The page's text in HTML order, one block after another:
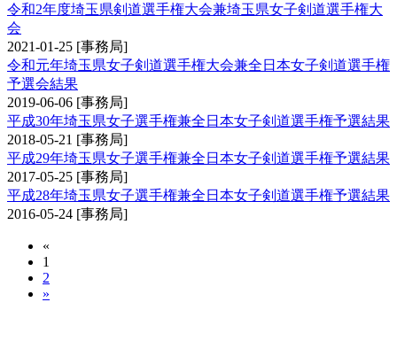
令和2年度埼玉県剣道選手権大会兼埼玉県女子剣道選手権大
会
2021-01-25 [事務局]
令和元年埼玉県女子剣道選手権大会兼全日本女子剣道選手権
予選会結果
2019-06-06 [事務局]
平成30年埼玉県女子選手権兼全日本女子剣道選手権予選結果
2018-05-21 [事務局]
平成29年埼玉県女子選手権兼全日本女子剣道選手権予選結果
2017-05-25 [事務局]
平成28年埼玉県女子選手権兼全日本女子剣道選手権予選結果
2016-05-24 [事務局]
«
1
2
»